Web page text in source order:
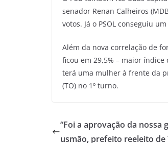
senador Renan Calheiros
votos. Já o PSOL conseguiu
Além da nova correlação de
ficou em 29,5% – maior índice
terá uma mulher à frente da
(TO) no 1º turno.
“Foi a aprovação da nossa
usmão, prefeito reeleito